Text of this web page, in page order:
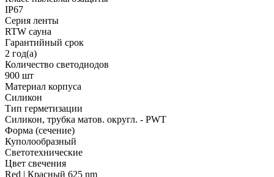
IP67
Серия ленты
RTW сауна
Гарантийный срок
2 год(а)
Количество светодиодов
900 шт
Материал корпуса
Силикон
Тип герметизации
Силикон, трубка матов. округл. - PWT
Форма (сечение)
Куполообразный
Светотехнические
Цвет свечения
Red | Красный 625 nm